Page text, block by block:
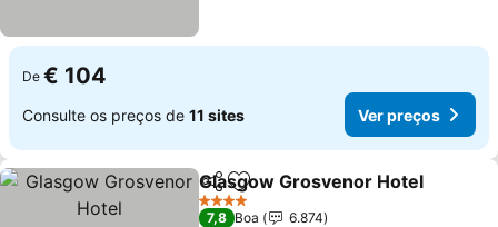
De € 104
Consulte os preços de 11 sites Ver preços
PartilharAdicionar aos favoritos
Glasgow Grosvenor Hotel
4 Estrelas
7,8 Boa
6.874